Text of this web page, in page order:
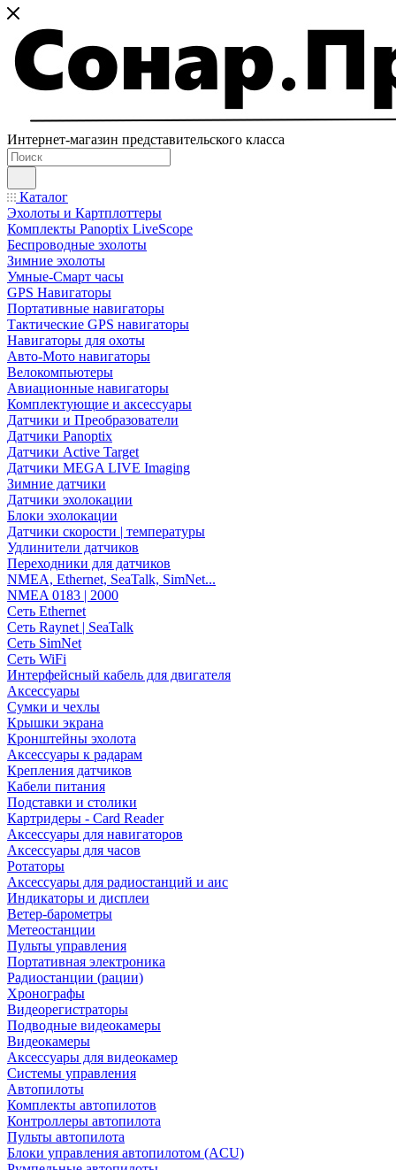
Интернет-магазин представительского класса
Каталог
Эхолоты и Картплоттеры
Комплекты Panoptix LiveScope
Беспроводные эхолоты
Зимние эхолоты
Умные-Смарт часы
GPS Навигаторы
Портативные навигаторы
Тактические GPS навигаторы
Навигаторы для охоты
Авто-Мото навигаторы
Велокомпьютеры
Авиационные навигаторы
Комплектующие и аксессуары
Датчики и Преобразователи
Датчики Panoptix
Датчики Active Target
Датчики MEGA LIVE Imaging
Зимние датчики
Датчики эхолокации
Блоки эхолокации
Датчики скорости | температуры
Удлинители датчиков
Переходники для датчиков
NMEA, Ethernet, SeaTalk, SimNet...
NMEA 0183 | 2000
Сеть Ethernet
Сеть Raynet | SeaTalk
Сеть SimNet
Сеть WiFi
Интерфейсный кабель для двигателя
Аксессуары
Сумки и чехлы
Крышки экрана
Кронштейны эхолота
Аксессуары к радарам
Крепления датчиков
Кабели питания
Подставки и столики
Картридеры - Card Reader
Аксессуары для навигаторов
Аксессуары для часов
Ротаторы
Аксессуары для радиостанций и аис
Индикаторы и дисплеи
Ветер-барометры
Метеостанции
Пульты управления
Портативная электроника
Радиостанции (рации)
Хронографы
Видеорегистраторы
Подводные видеокамеры
Видеокамеры
Аксессуары для видеокамер
Системы управления
Автопилоты
Комплекты автопилотов
Контроллеры автопилота
Пульты автопилота
Блоки управления автопилотом (ACU)